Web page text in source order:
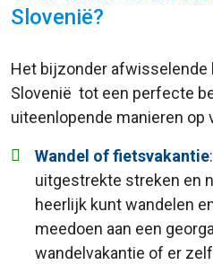
Slovenië?
Het bijzonder afwisselende
Slovenië tot een perfecte
uiteenlopende manieren op
Wandel of fietsvakantie
uitgestrekte streken en
heerlijk kunt wandelen
meedoen aan een
wandelvakantie of er